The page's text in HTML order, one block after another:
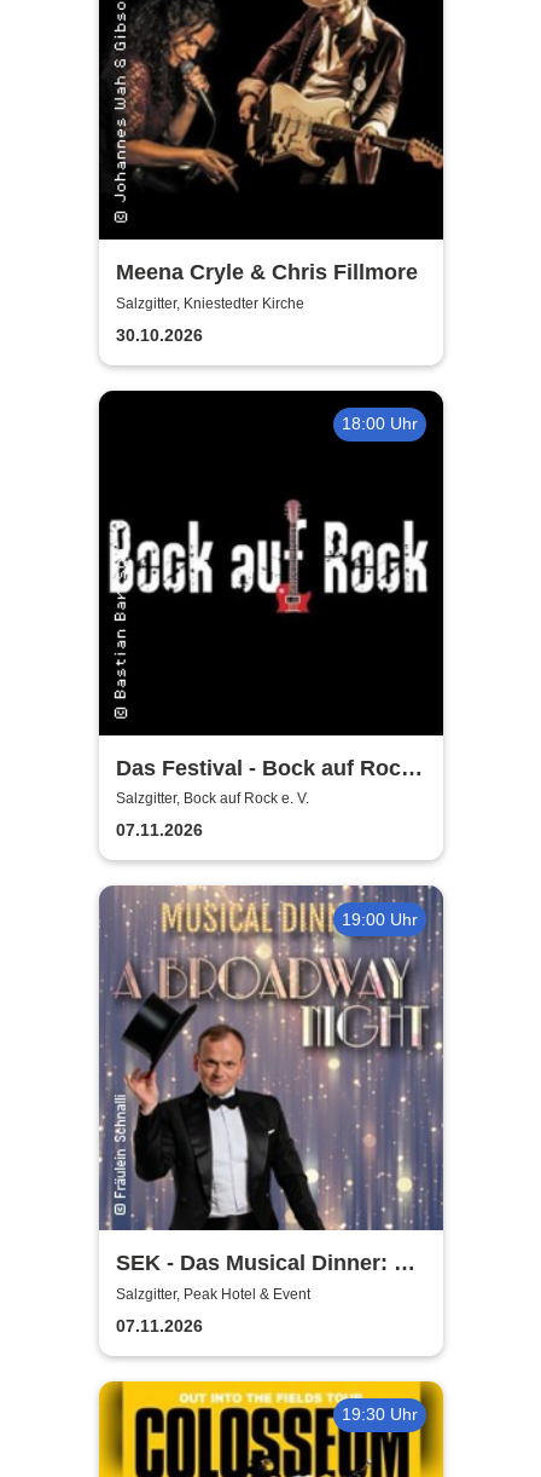
Meena Cryle & Chris Fillmore
Salzgitter, Kniestedter Kirche
30.10.2026
18:00 Uhr
Das Festival - Bock auf Rock
gemeinnütziger e. V.
Salzgitter, Bock auf Rock e. V.
07.11.2026
19:00 Uhr
SEK - Das Musical Dinner: A
Broadway Night
Salzgitter, Peak Hotel & Event
07.11.2026
19:30 Uhr